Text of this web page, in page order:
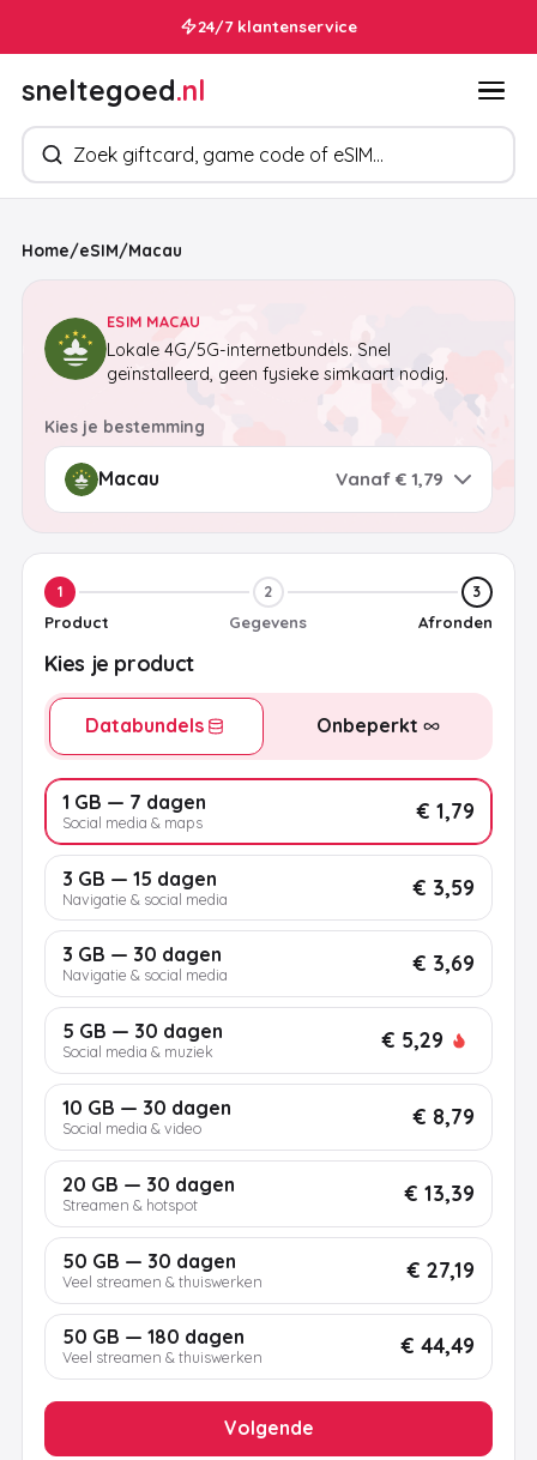
24/7 klantenservice
sneltegoed.nl
Zoek producten
Home/eSIM/Macau
ESIM MACAU
Lokale 4G/5G-internetbundels. Snel
geïnstalleerd, geen fysieke simkaart nodig.
Kies je bestemming
Vanaf € 1,79
1
Product
2
Gegevens
3
Afronden
Kies je product
Databundels Onbeperkt
1 GB — 7 dagen
Social media & maps € 1,79
3 GB — 15 dagen
Navigatie & social media € 3,59
3 GB — 30 dagen
Navigatie & social media € 3,69
5 GB — 30 dagen
Social media & muziek € 5,29
10 GB — 30 dagen
Social media & video € 8,79
20 GB — 30 dagen
Streamen & hotspot € 13,39
50 GB — 30 dagen
Veel streamen & thuiswerken € 27,19
50 GB — 180 dagen
Veel streamen & thuiswerken € 44,49
Volgende